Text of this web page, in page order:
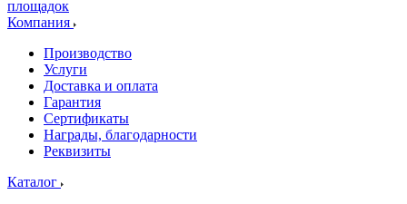
Компания
Производство
Услуги
Доставка и оплата
Гарантия
Сертификаты
Награды, благодарности
Реквизиты
Каталог